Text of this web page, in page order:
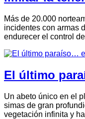
Más de 20.000
incidentes con armas
endurecer el control
El último
Un abeto único en el
simas de gran
vegetación infinita y